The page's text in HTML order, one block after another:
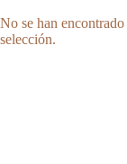
No se han
selección.